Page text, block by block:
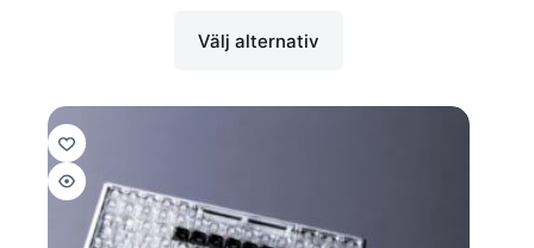
Välj alternativ